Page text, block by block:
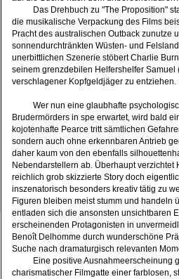
Das Drehbuch zu "The Proposition"
die musikalische Verpackung des Films
Pracht des australischen Outback zunutze
sonnendurchtränkten Wüsten- und
unerbittlichen Szenerie stöbert Charlie
seinem grenzdebilen Helfershelfer Samuel
verschlagener Kopfgeldjäger zu entziehen.
Wer nun eine glaubhafte
Brudermörders in spe erwartet, wird bald
kojotenhafte Pearce tritt sämtlichen
sondern auch ohne erkennbaren Antrieb
daher kaum von den ebenfalls
Nebendarstellern ab. Überhaupt verzichtet
reichlich grob skizzierte Story doch
inszenatorisch besonders kreativ tätig zu
Figuren bleiben meist stumm und handeln
entladen sich die ansonsten unsichtbaren
erscheinenden Protagonisten in
Benoît Delhomme durch wunderschöne
Suche nach dramaturgisch relevanten
Eine positive Ausnahmeerscheinung
charismatischer Filmgatte einer farblosen,